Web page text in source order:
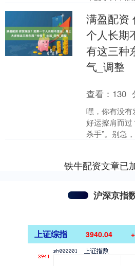
素造成，套
满盈配资
个人长期
有这三种
气_调整
查看： 130
嘿，你有没
好运擦肩而过
杀手”。别急
铁牛配资文章已
沪深京指
上证综指 3940.04